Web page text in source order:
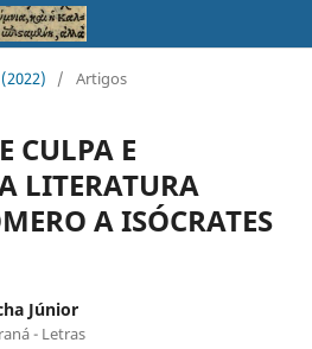
/ Artigos
CULPA E
LITERATURA
A ISÓCRATES
Júnior
- Letras